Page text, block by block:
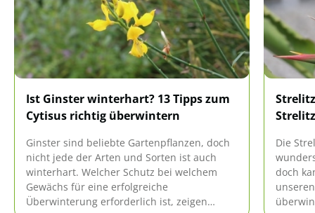
Ist Ginster winterhart? 13 Tipps zum
Cytisus richtig überwintern
Ginster sind beliebte Gartenpflanzen, doch
nicht jede der Arten und Sorten ist auch
winterhart. Welcher Schutz bei welchem
Gewächs für eine erfolgreiche
Überwinterung erforderlich ist, zeigen
Die
doch